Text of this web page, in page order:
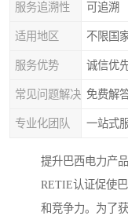
服务追溯性 可追溯
适用地区 不限国
服务优势 诚信优
常见问题解决 免费解
专业化团队 一站式
提升巴西电力产
RETIE认证促使
和竞争力。为了